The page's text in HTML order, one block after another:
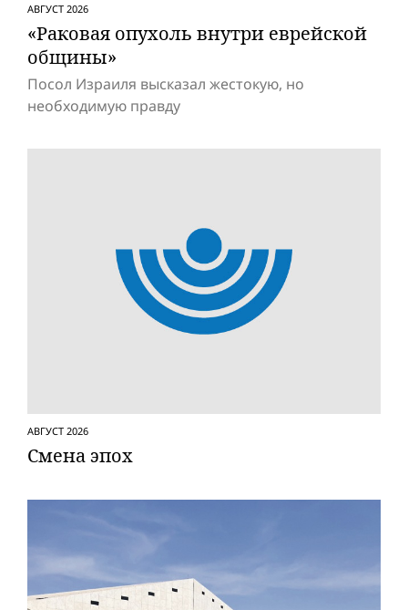
АВГУСТ 2026
«Раковая опухоль внутри еврейской
общины»
Посол Израиля высказал жестокую, но
необходимую правду
АВГУСТ 2026
Смена эпох